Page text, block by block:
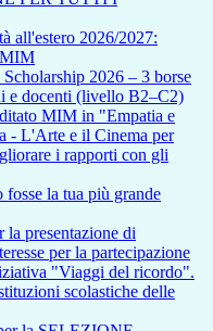
all'estero 2026/2027:
2026 – 3 borse
e docenti (livello B2–C2)
MIM in "Empatia e
- L'Arte e il Cinema per
i rapporti con gli
fosse la tua più grande
presentazione di
per la partecipazione
"Viaggi del ricordo".
scolastiche delle